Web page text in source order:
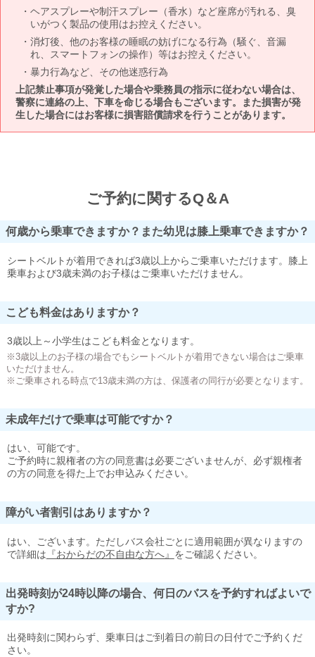
ヘアスプレーや制汗スプレー（香水）など座席が汚れる、臭
いがつく製品の使用はお控えください。
消灯後、他のお客様の睡眠の妨げになる行為（騒ぐ、音漏
れ、スマートフォンの操作）等はお控えください。
暴力行為など、その他迷惑行為
上記禁止事項が発覚した場合や乗務員の指示に従わない場合は、
警察に連絡の上、下車を命じる場合もございます。また損害が発
生した場合にはお客様に損害賠償請求を行うことがあります。
ご予約に関するQ＆A
何歳から乗車できますか？また幼児は膝上乗車できますか？
シートベルトが着用できれば3歳以上からご乗車いただけます。膝上
乗車および3歳未満のお子様はご乗車いただけません。
こども料金はありますか？
3歳以上～小学生はこども料金となります。
※3歳以上のお子様の場合でもシートベルトが着用できない場合はご乗車
いただけません。
※ご乗車される時点で13歳未満の方は、保護者の同行が必要となります。
未成年だけで乗車は可能ですか？
はい、可能です。
ご予約時に親権者の方の同意書は必要ございませんが、必ず親権者
の方の同意を得た上でお申込みください。
障がい者割引はありますか？
はい、ございます。ただしバス会社ごとに適用範囲が異なりますの
で詳細は 『おからだの不自由な方へ』 をご確認ください。
出発時刻が24時以降の場合、何日のバスを予約すればよいで
すか?
出発時刻に関わらず、乗車日はご到着日の前日の日付でご予約くだ
さい。